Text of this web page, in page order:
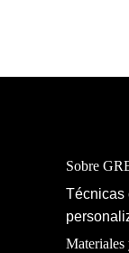
Sobre
Técnicas
Materiales